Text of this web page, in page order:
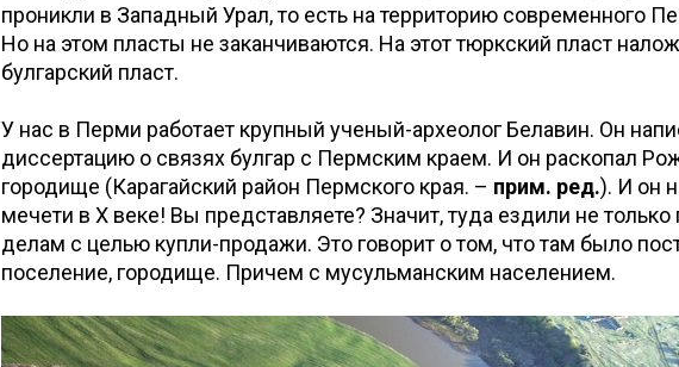
проникли в Западный Урал, то есть на территорию современного
Но на этом пласты не заканчиваются. На этот тюркский пласт
булгарский пласт.
У нас в Перми работает крупный ученый-археолог Белавин. Он
диссертацию о связях булгар с Пермским краем. И он раскопал
городище (Карагайский район Пермского края. – прим. ред.). И он
мечети в X веке! Вы представляете? Значит, туда ездили не
делам с целью купли-продажи. Это говорит о том, что там было
поселение, городище. Причем с мусульманским населением.